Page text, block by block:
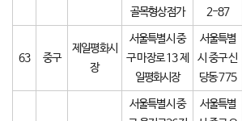
골목형상점가
2-87
63 중구
제일평화시
장
서울특별시 중
구 마장로 13 제
일평화시장
서울특별
시 중구 신
당동 775
서울특별시 중
서울특별